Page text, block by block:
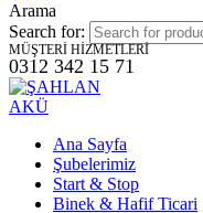
Arama
Search for:
MÜŞTERİ HİZMETLERİ
0312 342 15 71
Ana Sayfa
Şubelerimiz
Start & Stop
Binek & Hafif Ticari